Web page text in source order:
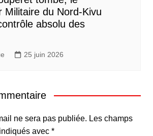
Militaire du Nord-Kivu
absolu des
25 juin 2026
ne sera pas publiée. Les champs
avec *